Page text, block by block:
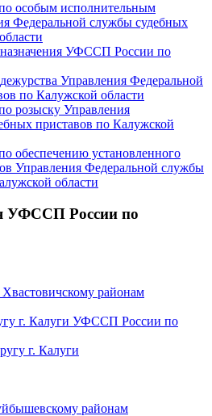
особым исполнительным
Федеральной службы судебных
назначения УФССП России по
Управления Федеральной
по Калужской области
розыску Управления
приставов по Калужской
обеспечению установленного
Управления Федеральной службы
области
УФССП России по
районам
г. Калуги УФССП России по
г. Калуги
районам